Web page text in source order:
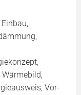
Vor-